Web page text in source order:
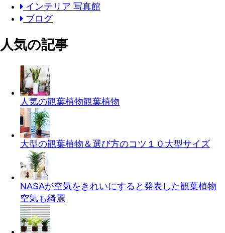
インテリア 写真館
ブログ
人気の記事
人気の観葉植物観葉植物
大型の観葉植物＆選び方のコツ１０ 大型サイズ
NASAが空気をきれいにすると発表した観葉植物
空気も綺麗